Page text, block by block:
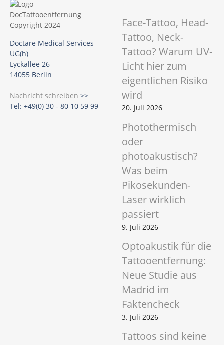
Doctare Medical Services
UG(h)
Lyckallee 26
14055 Berlin
Nachricht schreiben >>
Tel: +49(0) 30 - 80 10 59 99
Face-Tattoo, Head-
Tattoo, Neck-
Tattoo? Warum UV-
Licht hier zum
eigentlichen Risiko
wird
20. Juli 2026
Photothermisch
oder
photoakustisch?
Was beim
Pikosekunden-
Laser wirklich
passiert
9. Juli 2026
Optoakustik für die
Tattooentfernung:
Neue Studie aus
Madrid im
Faktencheck
3. Juli 2026
Tattoos sind keine